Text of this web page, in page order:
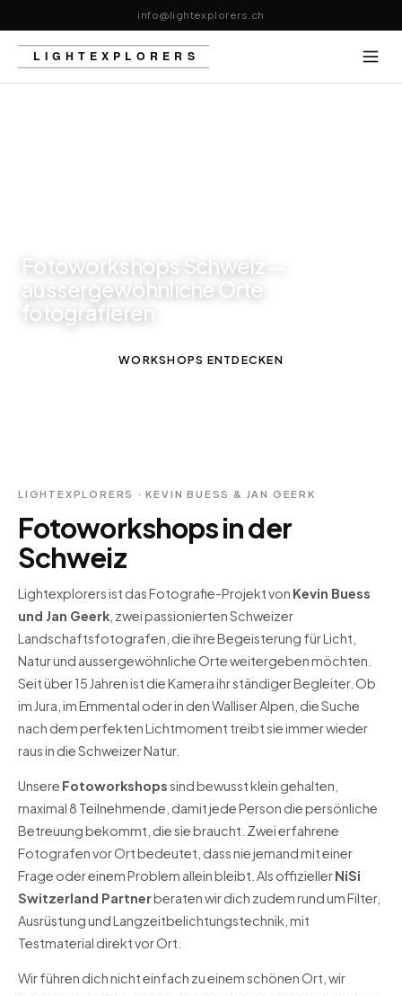
info@lightexplorers.ch
Fotoworkshops Schweiz —
aussergewöhnliche Orte
fotografieren
WORKSHOPS ENTDECKEN
LIGHTEXPLORERS · KEVIN BUESS & JAN GEERK
Fotoworkshops in der
Schweiz
Lightexplorers ist das Fotografie-Projekt von Kevin Buess
und Jan Geerk , zwei passionierten Schweizer
Landschaftsfotografen, die ihre Begeisterung für Licht,
Natur und aussergewöhnliche Orte weitergeben möchten.
Seit über 15 Jahren ist die Kamera ihr ständiger Begleiter. Ob
im Jura, im Emmental oder in den Walliser Alpen, die Suche
nach dem perfekten Lichtmoment treibt sie immer wieder
raus in die Schweizer Natur.
Unsere Fotoworkshopssind bewusst klein gehalten,
maximal 8 Teilnehmende, damit jede Person die persönliche
Betreuung bekommt, die sie braucht. Zwei erfahrene
Fotografen vor Ort bedeutet, dass nie jemand mit einer
Frage oder einem Problem allein bleibt. Als offiziellerNiSi
Switzerland Partnerberaten wir dich zudem rund um Filter,
Ausrüstung und Langzeitbelichtungstechnik, mit
Testmaterial direkt vor Ort.
Wir führen dich nicht einfach zu einem schönen Ort, wir